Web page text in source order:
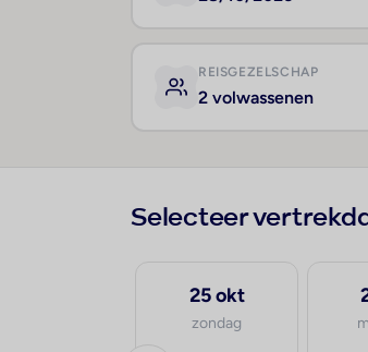
REISGEZELSCHAP
2 volwassenen
Selecteer
25 okt
zondag